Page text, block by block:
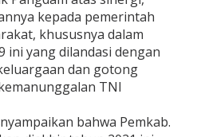
kepada pemerintah
khususnya dalam
ini yang dilandasi dengan
dan gotong
TNI
bahwa Pemkab.